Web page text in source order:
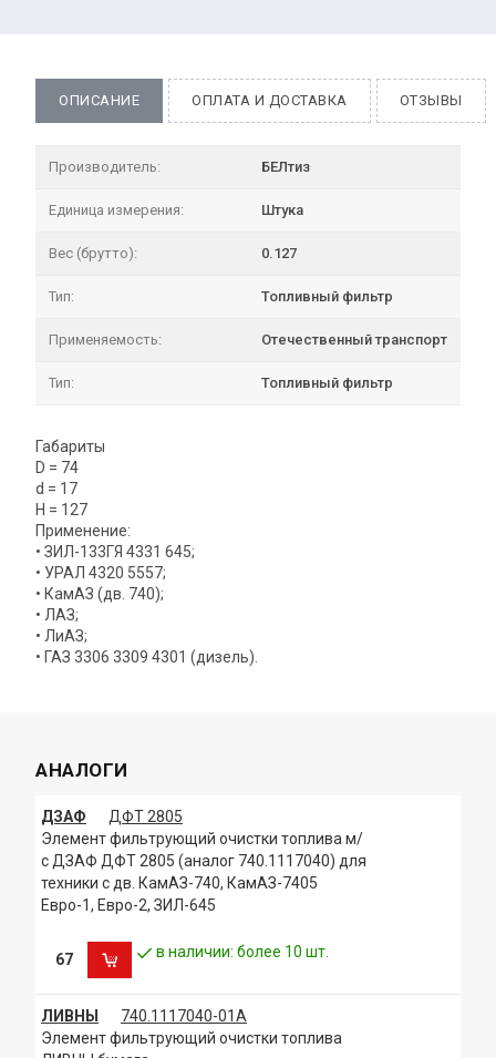
ОПИСАНИЕ ОПЛАТА И ДОСТАВКА ОТЗЫВЫ
Производитель: БЕЛтиз
Единица измерения: Штука
Вес (брутто): 0.127
Тип: Топливный фильтр
Применяемость: Отечественный транспорт
Тип: Топливный фильтр
Габариты
D = 74
d = 17
H = 127
Применение:
• ЗИЛ-133ГЯ 4331 645;
• УРАЛ 4320 5557;
• КамАЗ (дв. 740);
• ЛАЗ;
• ЛиАЗ;
• ГАЗ 3306 3309 4301 (дизель).
АНАЛОГИ
ДЗАФ
ДФТ 2805
Элемент фильтрующий очистки топлива м/
с ДЗАФ ДФТ 2805 (аналог 740.1117040) для
техники с дв. КамАЗ-740, КамАЗ-7405
Евро-1, Евро-2, ЗИЛ-645
67 в наличии: более 10 шт.
ЛИВНЫ
740.1117040-01А
Элемент фильтрующий очистки топлива